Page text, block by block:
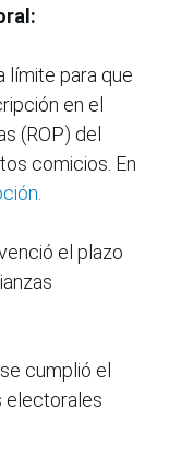
límite para que
en el
(ROP) del
comicios. En
el plazo
cumplió el
electorales